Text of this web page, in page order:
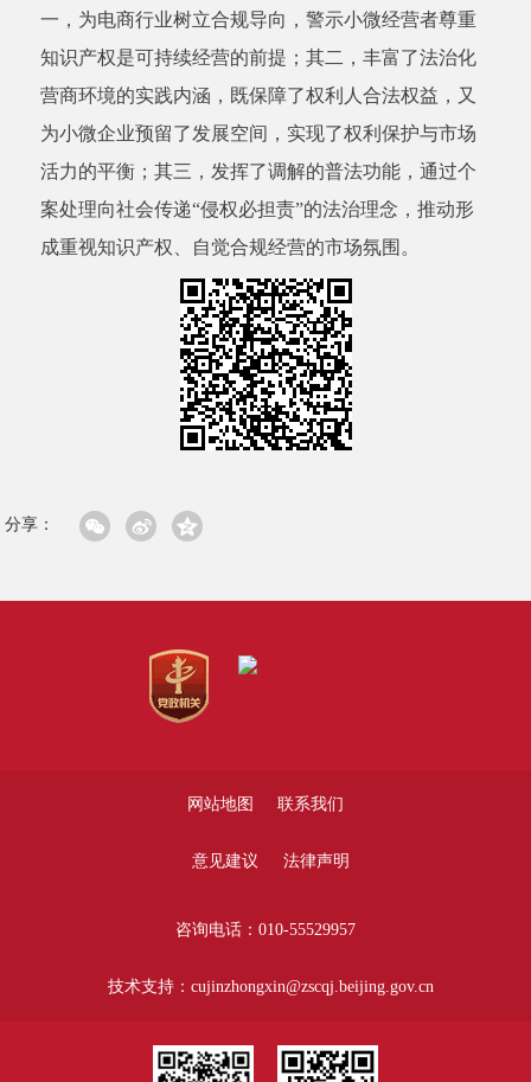
一，为电商行业树立合规导向，警示小微经营者尊重
知识产权是可持续经营的前提；其二，丰富了法治化
营商环境的实践内涵，既保障了权利人合法权益，又
为小微企业预留了发展空间，实现了权利保护与市场
活力的平衡；其三，发挥了调解的普法功能，通过个
案处理向社会传递“侵权必担责”的法治理念，推动形
成重视知识产权、自觉合规经营的市场氛围。
分享：
网站地图 联系我们
意见建议 法律声明
咨询电话：010-55529957
技术支持：cujinzhongxin@zscqj.beijing.gov.cn